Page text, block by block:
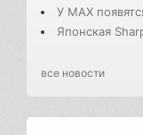
У MAX
Японская
все новости